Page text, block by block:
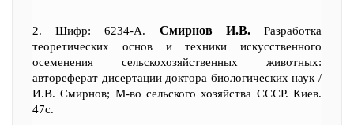
2. Шифр: 6234-А. Смирнов И.В.Разработка
теоретических основ и техники искусственного
осеменения сельскохозяйственных животных:
автореферат дисертации доктора биологических наук /
И.В. Смирнов; М-во сельского хозяйства СССР. Киев.
47с.